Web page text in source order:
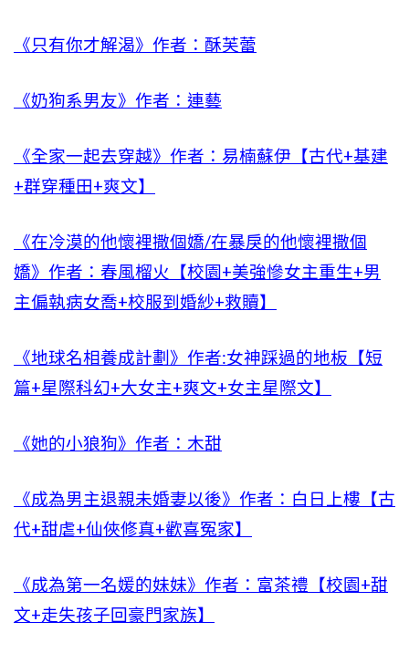
《只有你才解渴》作者：酥芙蕾
《奶狗系男友》作者：連藝
《全家一起去穿越》作者：易楠蘇伊【古代+基建
+群穿種田+爽文】
《在冷漠的他懷裡撒個嬌/在暴戾的他懷裡撒個
嬌》作者：春風榴火【校園+美強慘女主重生+男
主偏執病女喬+校服到婚紗+救贖】
《地球名相養成計劃》作者:女神踩過的地板【短
篇+星際科幻+大女主+爽文+女主星際文】
《她的小狼狗》作者：木甜
《成為男主退親未婚妻以後》作者：白日上樓【古
代+甜虐+仙俠修真+歡喜冤家】
《成為第一名媛的妹妹》作者：富茶禮【校園+甜
文+走失孩子回豪門家族】